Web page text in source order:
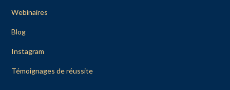
Webinaires
Blog
Instagram
Témoignages de réussite